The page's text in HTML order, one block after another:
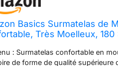
Basics Surmatelas de
Très Moelleux,
: Surmatelas confortable en
de forme de qualité supérieure